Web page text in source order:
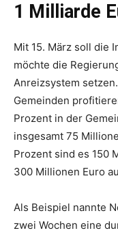
1 Milliarde
Mit 15. März soll die
möchte die
Anreizsystem
Gemeinden
Prozent in der
insgesamt 75
Prozent sind es 150
300 Millionen Euro
Als Beispiel nannte
zwei Wochen eine